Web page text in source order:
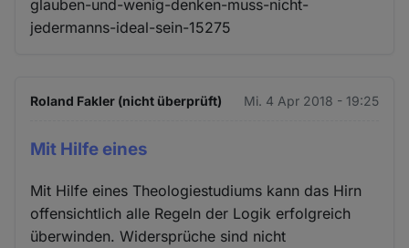
glauben-und-wenig-denken-muss-nicht-
jedermanns-ideal-sein-15275
Roland Fakler (nicht überprüft) Mi. 4 Apr 2018 - 19:25
Mit Hilfe eines
Mit Hilfe eines Theologiestudiums kann das Hirn
offensichtlich alle Regeln der Logik erfolgreich
überwinden. Widersprüche sind nicht